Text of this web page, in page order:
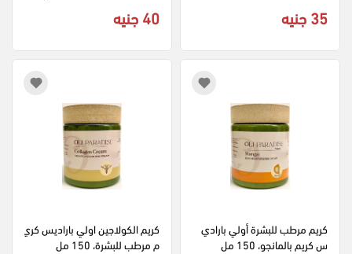
35 جنيه 40 جنيه
كريم مرطب للبشرة أولي بارادي
س كريم بالمانجو، 150 مل
كريم الكولاجين اولي باراديس كري
م مرطب للبشرة، 150 مل